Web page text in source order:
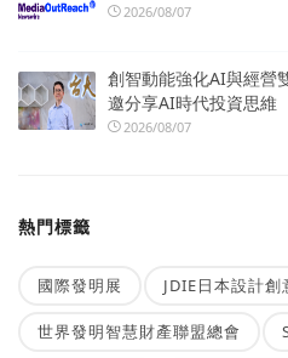
2026/08/07
創智動能強化AI與經營
邀分享AI時代投資思維
2026/08/07
熱門標籤
國際發明展 JDIE日本設計創
世界發明智慧財產聯盟總會